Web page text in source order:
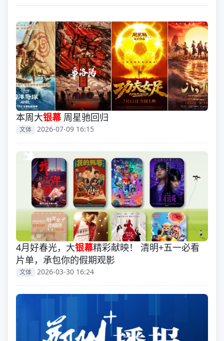
本周大银幕周星驰回归
文体 2026-07-09 16:15
4月好春光，大银幕精彩献映！ 清明+五一必看
片单，承包你的假期观影
文体 2026-03-30 16:24